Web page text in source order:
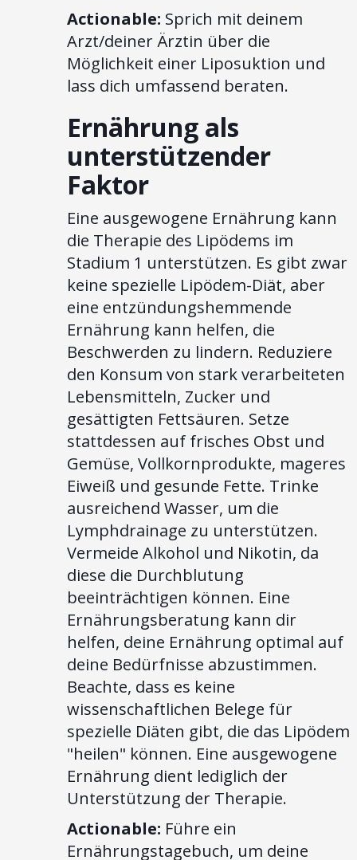
Actionable: Sprich mit deinem
Arzt/deiner Ärztin über die
Möglichkeit einer Liposuktion und
lass dich umfassend beraten.
Ernährung als
unterstützender
Faktor
Eine ausgewogene Ernährung kann
die Therapie des Lipödems im
Stadium 1 unterstützen. Es gibt zwar
keine spezielle Lipödem-Diät, aber
eine entzündungshemmende
Ernährung kann helfen, die
Beschwerden zu lindern. Reduziere
den Konsum von stark verarbeiteten
Lebensmitteln, Zucker und
gesättigten Fettsäuren. Setze
stattdessen auf frisches Obst und
Gemüse, Vollkornprodukte, mageres
Eiweiß und gesunde Fette. Trinke
ausreichend Wasser, um die
Lymphdrainage zu unterstützen.
Vermeide Alkohol und Nikotin, da
diese die Durchblutung
beeinträchtigen können. Eine
Ernährungsberatung kann dir
helfen, deine Ernährung optimal auf
deine Bedürfnisse abzustimmen.
Beachte, dass es keine
wissenschaftlichen Belege für
spezielle Diäten gibt, die das Lipödem
"heilen" können. Eine ausgewogene
Ernährung dient lediglich der
Unterstützung der Therapie.
Actionable: Führe ein
Ernährungstagebuch, um deine